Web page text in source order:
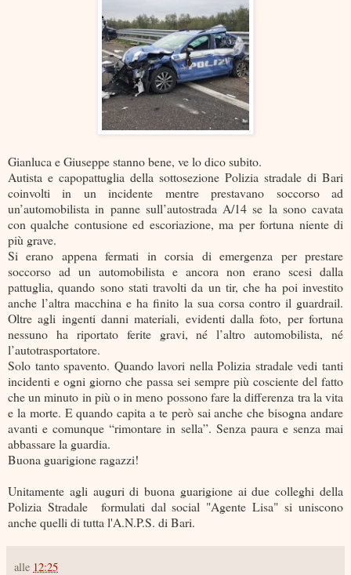
Gianluca e Giuseppe stanno bene, ve lo dico subito.
Autista e capopattuglia della sottosezione Polizia stradale di Bari
coinvolti in un incidente mentre prestavano soccorso ad
un’automobilista in panne sull’autostrada A/14 se la sono cavata
con qualche contusione ed escoriazione, ma per fortuna niente di
più grave.
Si erano appena fermati in corsia di emergenza per prestare
soccorso ad un automobilista e ancora non erano scesi dalla
pattuglia, quando sono stati travolti da un tir, che ha poi investito
anche l’altra macchina e ha finito la sua corsa contro il guardrail.
Oltre agli ingenti danni materiali, evidenti dalla foto, per fortuna
nessuno ha riportato ferite gravi, né l’altro automobilista, né
l’autotrasportatore.
Solo tanto spavento. Quando lavori nella Polizia stradale vedi tanti
incidenti e ogni giorno che passa sei sempre più cosciente del fatto
che un minuto in più o in meno possono fare la differenza tra la vita
e la morte. E quando capita a te però sai anche che bisogna andare
avanti e comunque “rimontare in sella”. Senza paura e senza mai
abbassare la guardia.
Buona guarigione ragazzi!
Unitamente agli auguri di buona guarigione ai due colleghi della
Polizia Stradale formulati dal social "Agente Lisa" si uniscono
anche quelli di tutta l'A.N.P.S. di Bari.
alle 12:25